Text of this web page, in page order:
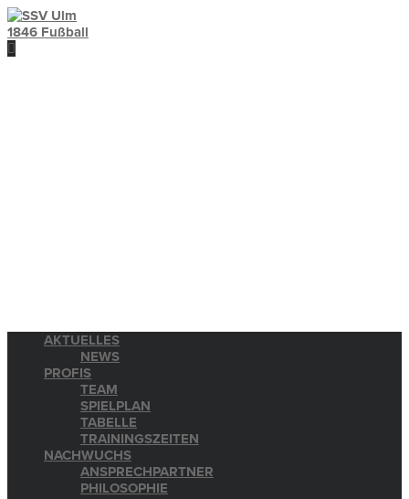
AKTUELLES
NEWS
PROFIS
TEAM
SPIELPLAN
TABELLE
TRAININGSZEITEN
NACHWUCHS
ANSPRECHPARTNER
PHILOSOPHIE